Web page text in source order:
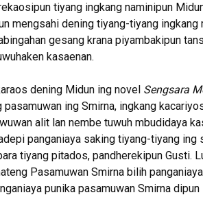
tiyang ingkang naminipun
mengsahi dening tiyang-tiyang
gesang krana piyambakipun
kasaenan.
dening Midun ing novel Sengsara
ing Smirna, ingkang
alit lan nembe tuwuh mbudidaya
panganiaya saking tiyang-tiyang
tiyang pitados, pandherekipun Gusti.
Pasamuwan Smirna bilih
punika pasamuwan Smirna